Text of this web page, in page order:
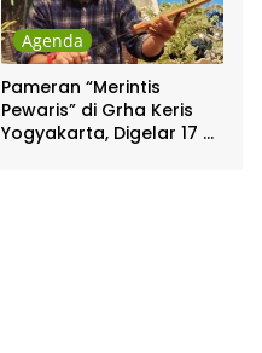
Agenda
Pameran “Merintis
Pewaris” di Grha Keris
Yogyakarta, Digelar 17 –